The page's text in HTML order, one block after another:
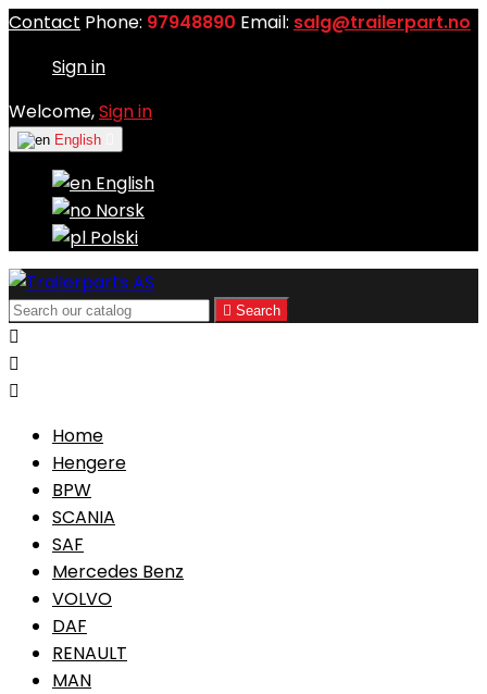
Contact Phone: 97948890 Email: salg@trailerpart.no
Sign in
Welcome,Sign in
English
English
Norsk
Polski
 Search



Home
Hengere
BPW
SCANIA
SAF
Mercedes Benz
VOLVO
DAF
RENAULT
MAN